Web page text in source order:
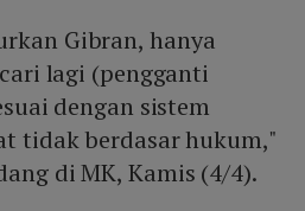
Gibran, hanya
lagi (pengganti
dengan sistem
tidak berdasar hukum,"
di MK, Kamis (4/4).